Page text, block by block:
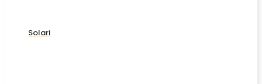
Solari